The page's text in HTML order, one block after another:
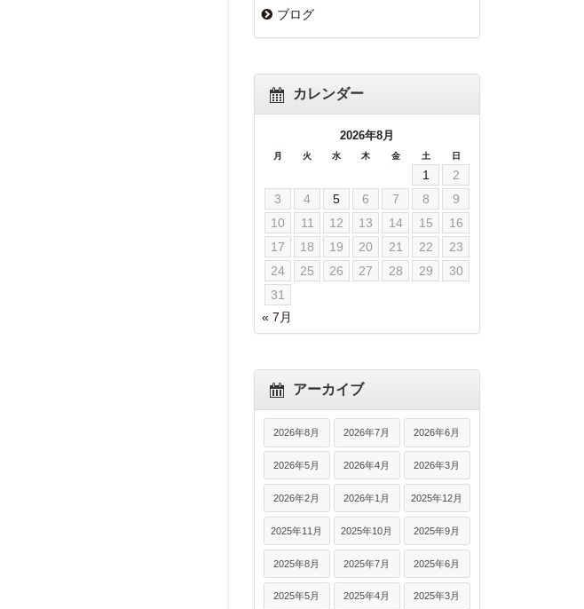
ブログ
カレンダー
2026年8月
月 火 水 木 金 土 日
1
2
3
4 5 6 7 8
9
10
11 12 13 14 15
16
17
18 19 20 21 22
23
24
25 26 27 28 29
30
31
« 7月
アーカイブ
2026年8月 2026年7月 2026年6月
2026年5月 2026年4月 2026年3月
2026年2月 2026年1月 2025年12月
2025年11月 2025年10月 2025年9月
2025年8月 2025年7月 2025年6月
2025年5月 2025年4月 2025年3月